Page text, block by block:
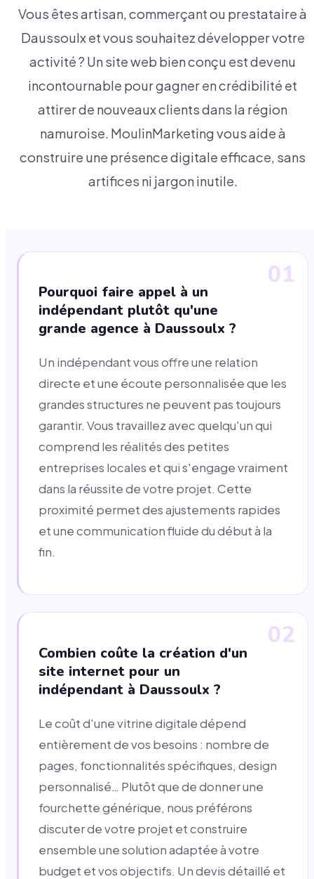
Vous êtes artisan, commerçant ou prestataire à
Daussoulx et vous souhaitez développer votre
activité ? Un site web bien conçu est devenu
incontournable pour gagner en crédibilité et
attirer de nouveaux clients dans la région
namuroise. MoulinMarketing vous aide à
construire une présence digitale efficace, sans
artifices ni jargon inutile.
01
Pourquoi faire appel à un
indépendant plutôt qu'une
grande agence à Daussoulx ?
Un indépendant vous offre une relation
directe et une écoute personnalisée que les
grandes structures ne peuvent pas toujours
garantir. Vous travaillez avec quelqu'un qui
comprend les réalités des petites
entreprises locales et qui s'engage vraiment
dans la réussite de votre projet. Cette
proximité permet des ajustements rapides
et une communication fluide du début à la
fin.
02
Combien coûte la création d'un
site internet pour un
indépendant à Daussoulx ?
Le coût d'une vitrine digitale dépend
entièrement de vos besoins : nombre de
pages, fonctionnalités spécifiques, design
personnalisé… Plutôt que de donner une
fourchette générique, nous préférons
discuter de votre projet et construire
ensemble une solution adaptée à votre
budget et vos objectifs. Un devis détaillé et